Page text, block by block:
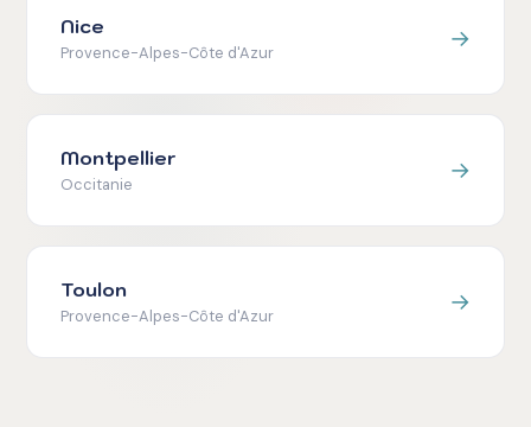
Nice
Provence-Alpes-Côte d'Azur →
Montpellier
Occitanie →
Toulon
Provence-Alpes-Côte d'Azur →